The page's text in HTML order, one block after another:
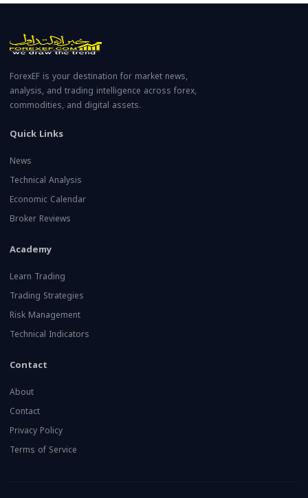
ForexEF is your destination for market news,
analysis, and trading intelligence across forex,
commodities, and digital assets.
Quick Links
News
Technical Analysis
Economic Calendar
Broker Reviews
Academy
Learn Trading
Trading Strategies
Risk Management
Technical Indicators
Contact
About
Contact
Privacy Policy
Terms of Service